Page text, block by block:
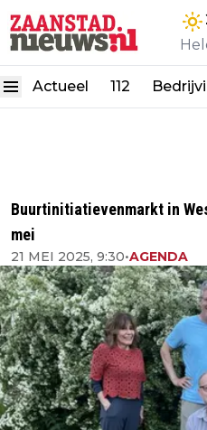
Actueel 112
Buurtinitiatievenmarkt in
mei
21 MEI 2025, 9:30•AGENDA